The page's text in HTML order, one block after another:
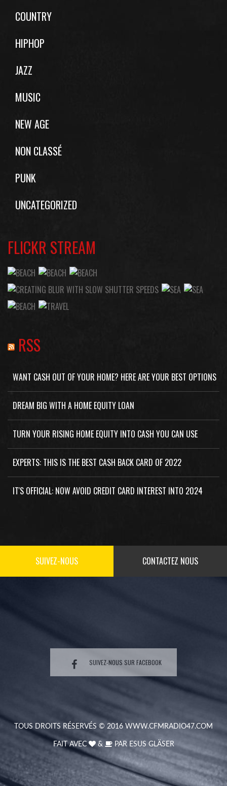
COUNTRY
HIPHOP
JAZZ
MUSIC
NEW AGE
NON CLASSÉ
PUNK
UNCATEGORIZED
FLICKR STREAM
RSS
WANT CASH OUT OF YOUR HOME? HERE ARE YOUR BEST OPTIONS
DREAM BIG WITH A HOME EQUITY LOAN
TURN YOUR RISING HOME EQUITY INTO CASH YOU CAN USE
EXPERTS: THIS IS THE BEST CASH BACK CARD OF 2022
IT'S OFFICIAL: NOW AVOID CREDIT CARD INTEREST INTO 2024
SUIVEZ-NOUS CONTACTEZ NOUS
SUIVEZ-NOUS SUR FACEBOOK
TOUS DROITS RÉSERVÉS © 2016 WWW.CFMRADIO47.COM
FAIT AVEC & PAR ESUS GLÄSER